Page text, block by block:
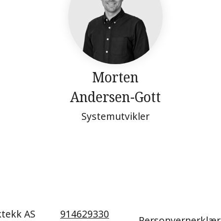
Morten
Andersen-Gott
Systemutvikler
AS
914629330